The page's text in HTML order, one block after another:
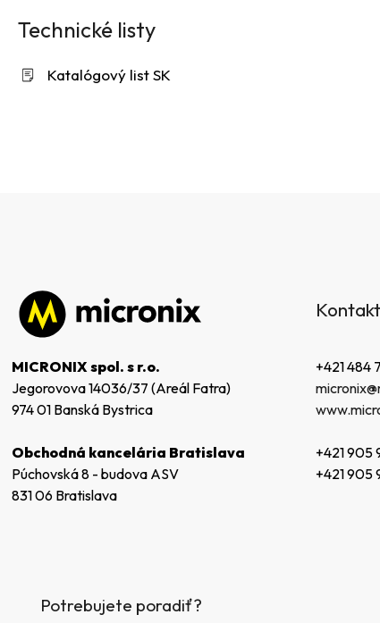
Technické listy
Katalógový list SK
MICRONIX spol. s r.o.
Jegorovova 14036/37 (Areál Fatra)
974 01 Banská Bystrica
Obchodná kancelária Bratislava
Púchovská 8 - budova ASV
831 06 Bratislava
+421 484
+421 905
+421 905
Potrebujete poradiť?